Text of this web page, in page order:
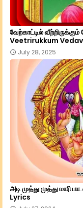
வேற்காட்டில்
Veetrirukkum
July 28, 2025
அடி முத்து முத்து
Lyrics